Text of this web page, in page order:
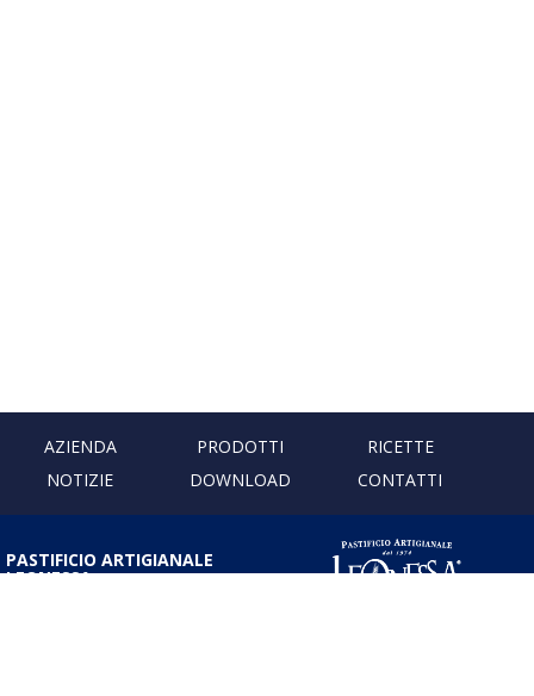
AZIENDA PRODOTTI
RICETTE
NOTIZIE
DOWNLOAD CONTATTI
PASTIFICIO ARTIGIANALE
LEONESSA